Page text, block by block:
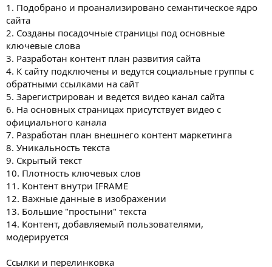
1. Подобрано и проанализировано семантическое ядро
сайта
2. Созданы посадочные страницы под основные
ключевые слова
3. Разработан контент план развития сайта
4. К сайту подключены и ведутся социальные группы с
обратными ссылками на сайт
5. Зарегистрирован и ведется видео канал сайта
6. На основных страницах присутствует видео с
официального канала
7. Разработан план внешнего контент маркетинга
8. Уникальность текста
9. Скрытый текст
10. Плотность ключевых слов
11. Контент внутри IFRAME
12. Важные данные в изображении
13. Большие "простыни" текста
14. Контент, добавляемый пользователями,
модерируется
Ссылки и перелинковка